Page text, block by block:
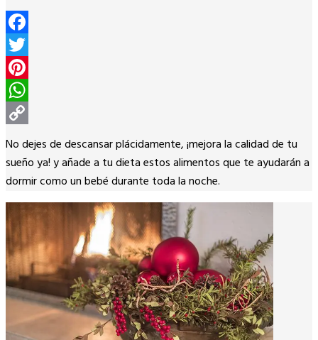
Facebook
Twitter
Pinterest
WhatsApp
Copy
Link
No dejes de descansar plácidamente, ¡mejora la calidad de tu
sueño ya! y añade a tu dieta estos alimentos que te ayudarán a
dormir como un bebé durante toda la noche.